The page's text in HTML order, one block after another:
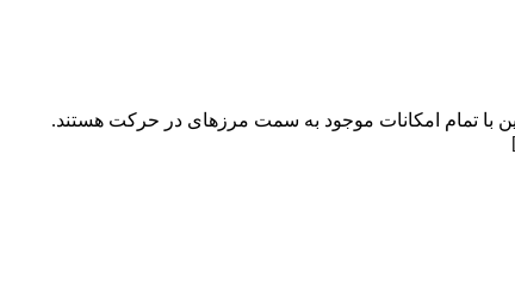
با تمام امکانات موجود به سمت مرزهای در حرکت هستند.